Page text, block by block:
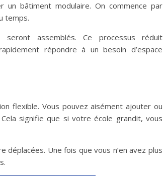
un bâtiment modulaire. On commence par
temps.
assemblés. Ce processus réduit
répondre à un besoin d’espace
flexible. Vous pouvez aisément ajouter ou
signifie que si votre école grandit, vous
Une fois que vous n’en avez plus